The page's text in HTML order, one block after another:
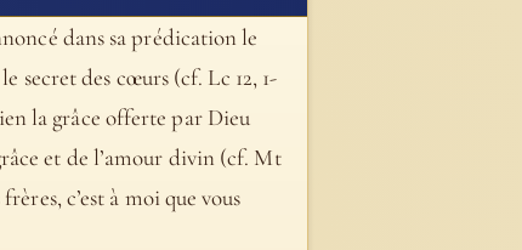
dans sa prédication le
secret des cœurs (cf. Lc 12, 1-
la grâce offerte par Dieu
et de l’amour divin (cf. Mt
c’est à moi que vous